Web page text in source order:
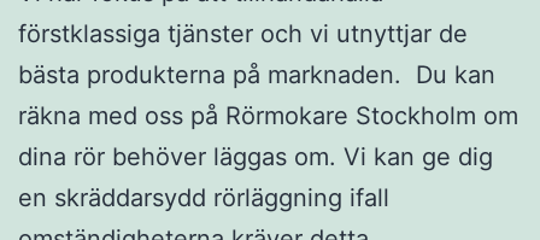
förstklassiga tjänster och vi utnyttjar de
bästa produkterna på marknaden. Du kan
räkna med oss på Rörmokare Stockholm om
dina rör behöver läggas om. Vi kan ge dig
en skräddarsydd rörläggning ifall